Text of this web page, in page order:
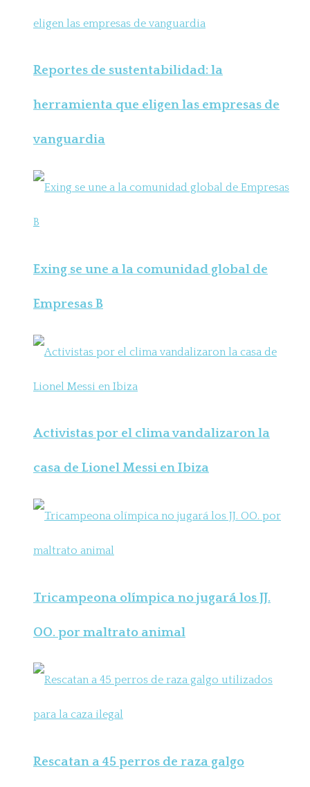
Reportes de sustentabilidad: la
herramienta que eligen las empresas de
vanguardia
Exing se une a la comunidad global de
Empresas B
Activistas por el clima vandalizaron la
casa de Lionel Messi en Ibiza
Tricampeona olímpica no jugará los JJ.
OO. por maltrato animal
Rescatan a 45 perros de raza galgo